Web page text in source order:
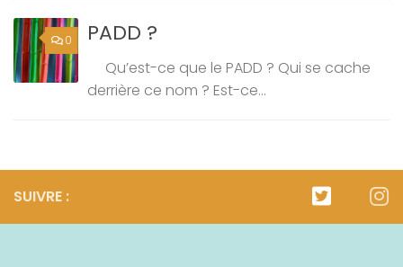
0 PADD ?
Qu’est-ce que le PADD ? Qui se cache
derrière ce nom ? Est-ce...
SUIVRE :